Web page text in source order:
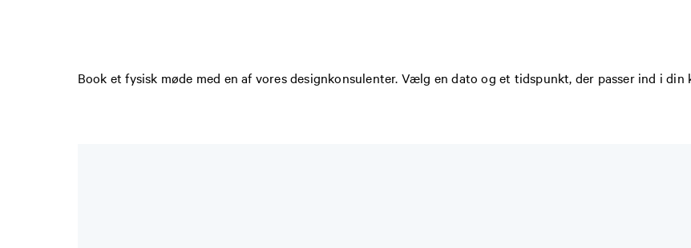
Book et fysisk møde med en af vores designkonsulenter. Vælg en dato og et tidspunkt, der passer ind i din